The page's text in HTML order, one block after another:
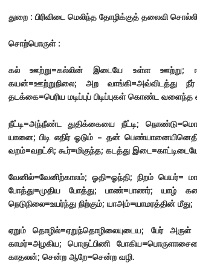
துறை : பிரிவிடை மெலிந்த தோழிக்குத் தலைவி
சொற்பொருள் :
கல் ஊற்று=கல்லின் இடையே உள்ள ஊற்று;
கயன்=ஊற்றுநிலை; அற வாங்கி=அவ்விடத்து நீர்
தடக்கை=பெரிய மடிப்புப் பிடிப்புகள் கொண்ட
நீட்டி=அந்நீண்ட துதிக்கையை நீட்டி;
யானை; பிடி எதிர் ஓடும் – தன்
வறம்=வறட்சி; கூர்=மிகுந்த; கடத்து
வேனில்=வேனிற்காலம்; ஓதி=ஓந்தி; நிறம் பெயர்=
போத்து=முதிய போத்து; பாண்=பாணர்; யாழ்
நெடுநிலை=உயர்ந்து நிற்கும்; யாஅம்=யாமரத்தின் மீது;
ஏறும் தொழில்=ஏறுந்தொழிலையுடைய; பேர்
காமர்=அழகிய; பொருட்பிணி
காதலன்; சென்ற ஆறே=சென்ற வழி.